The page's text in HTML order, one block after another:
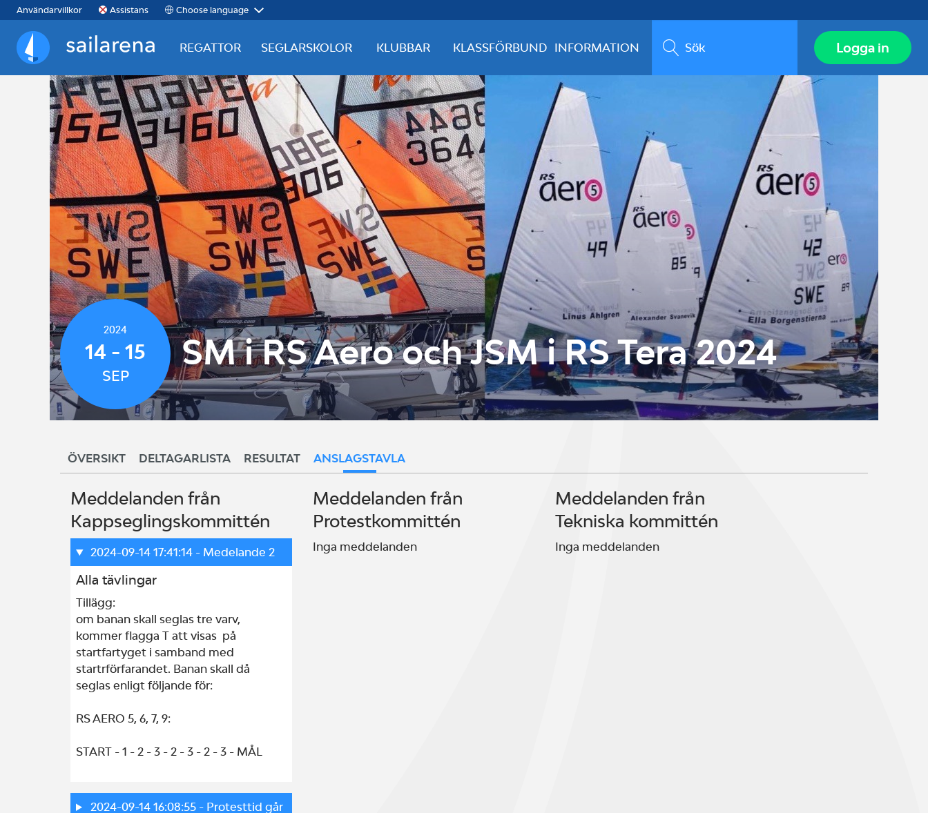
Användarvillkor Assistans Choose language
Sailarena
REGATTOR SEGLARSKOLOR KLUBBAR KLASSFÖRBUND INFORMATION Sök Logga in
2024
14 - 15
SEP
SM i RS Aero och JSM i RS Tera 2024
ÖVERSIKT DELTAGARLISTA RESULTAT ANSLAGSTAVLA
Meddelanden från
Kappseglingskommittén
2024-09-14 17:41:14- Medelande 2
Alla tävlingar
Tillägg:
om banan skall seglas tre varv,
kommer flagga T att visas  på
startfartyget i samband med
startrförfarandet. Banan skall då
seglas enligt följande för:
RS AERO 5, 6, 7, 9:
START - 1 - 2 - 3 - 2 - 3 - 2 - 3 - MÅL
2024-09-14 16:08:55- Protesttid går
Meddelanden från
Protestkommittén
Inga meddelanden
Meddelanden från
Tekniska kommittén
Inga meddelanden